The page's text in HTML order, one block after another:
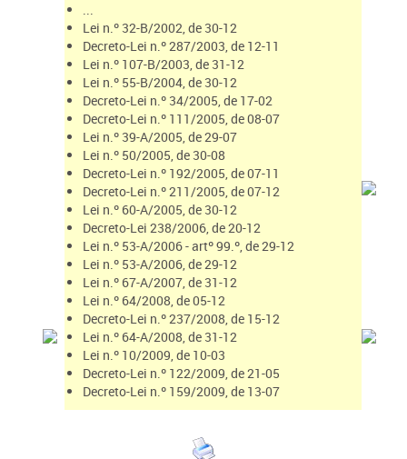
...
Lei n.º 32-B/2002, de 30-12
Decreto-Lei n.º 287/2003, de 12-11
Lei n.º 107-B/2003, de 31-12
Lei n.º 55-B/2004, de 30-12
Decreto-Lei n.º 34/2005, de 17-02
Decreto-Lei n.º 111/2005, de 08-07
Lei n.º 39-A/2005, de 29-07
Lei n.º 50/2005, de 30-08
Decreto-Lei n.º 192/2005, de 07-11
Decreto-Lei n.º 211/2005, de 07-12
Lei n.º 60-A/2005, de 30-12
Decreto-Lei 238/2006, de 20-12
Lei n.º 53-A/2006 - artº 99.º, de 29-12
Lei n.º 53-A/2006, de 29-12
Lei n.º 67-A/2007, de 31-12
Lei n.º 64/2008, de 05-12
Decreto-Lei n.º 237/2008, de 15-12
Lei n.º 64-A/2008, de 31-12
Lei n.º 10/2009, de 10-03
Decreto-Lei n.º 122/2009, de 21-05
Decreto-Lei n.º 159/2009, de 13-07